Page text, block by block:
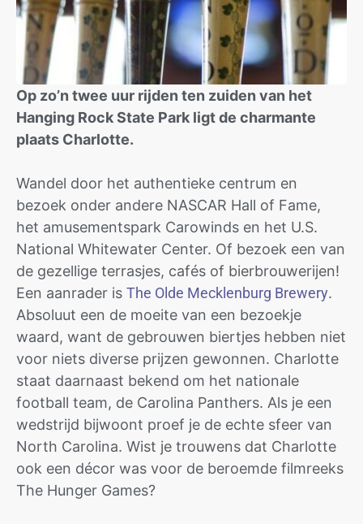
Op zo’n twee uur rijden ten zuiden van het
Hanging Rock State Park ligt de charmante
plaats Charlotte.
Wandel door het authentieke centrum en
bezoek onder andere NASCAR Hall of Fame,
het amusementspark Carowinds en het U.S.
National Whitewater Center. Of bezoek een van
de gezellige terrasjes, cafés of bierbrouwerijen!
Een aanrader is The Olde Mecklenburg Brewery.
Absoluut een de moeite van een bezoekje
waard, want de gebrouwen biertjes hebben niet
voor niets diverse prijzen gewonnen. Charlotte
staat daarnaast bekend om het nationale
football team, de Carolina Panthers. Als je een
wedstrijd bijwoont proef je de echte sfeer van
North Carolina. Wist je trouwens dat Charlotte
ook een décor was voor de beroemde filmreeks
The Hunger Games?